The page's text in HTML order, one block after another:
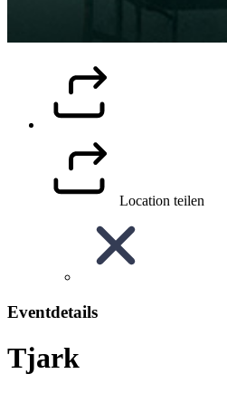
Location teilen
Eventdetails
Tjark